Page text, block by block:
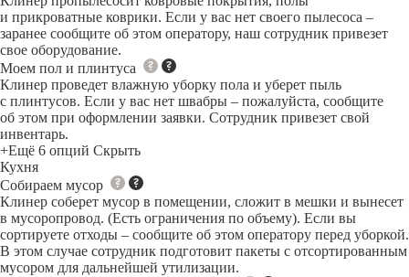
и прикроватные коврики. Если у вас нет своего пылесоса –
заранее сообщите об этом оператору, наш сотрудник привезет
свое оборудование.
Моем пол и плинтуса
Клинер проведет влажную уборку пола и уберет пыль
с плинтусов. Если у вас нет швабры – пожалуйста, сообщите
об этом при оформлении заявки. Сотрудник привезет свой
инвентарь.
+Ещё 6 опций Скрыть
Кухня
Собираем мусор
Клинер соберет мусор в помещении, сложит в мешки и вынесет
в мусоропровод. (Есть ограничения по объему). Если вы
сортируете отходы – сообщите об этом оператору перед уборкой.
В этом случае сотрудник подготовит пакеты с отсортированным
мусором для дальнейшей утилизации.